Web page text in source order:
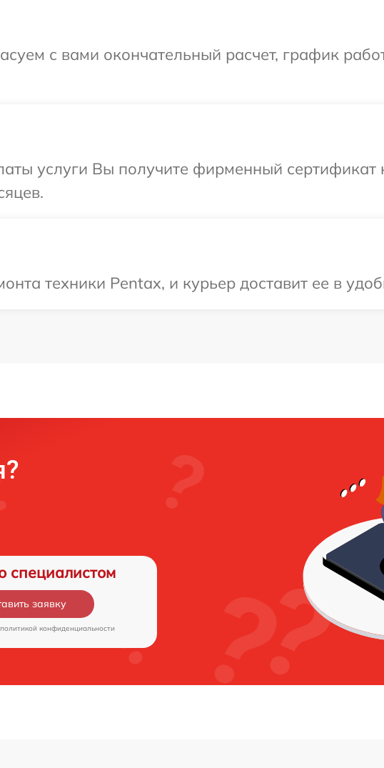
с вами окончательный расчет, график
услуги Вы получите фирменный сертификат
техники Pentax, и курьер доставит ее в
специалистом
заявку
политикой конфиденциальности